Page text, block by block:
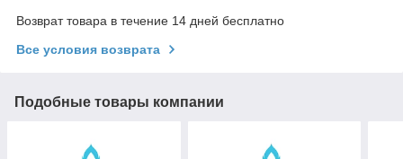
Возврат товара в течение 14 дней бесплатно
Все условия возврата
Подобные товары компании